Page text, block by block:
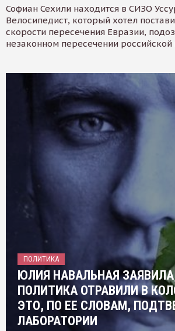
Софиан Сехили находится в СИЗО
Велосипедист, который хотел
скорости пересечения Евразии,
незаконном пересечении
ПОЛИТИКА
ЮЛИЯ НАВАЛЬНАЯ
ПОЛИТИКА ОТРАВИЛИ В
ЭТО, ПО ЕЕ СЛОВАМ,
ЛАБОРАТОРИИ